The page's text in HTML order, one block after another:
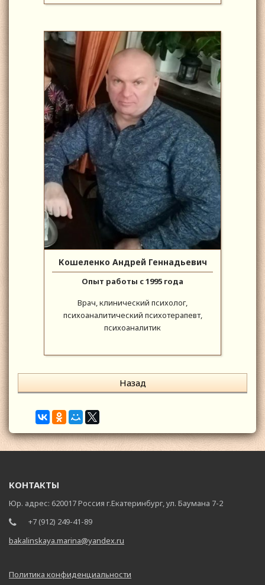
Кошеленко Андрей Геннадьевич
Опыт работы с 1995 года
Врач, клинический психолог,
психоаналитический психотерапевт,
психоаналитик
Назад
КОНТАКТЫ
Юр. адрес: 620017 Россия г.Екатеринбург, ул. Баумана 7-2
+7 (912) 249-41-89
bakalinskaya.marina@yandex.ru
Политика конфиденциальности